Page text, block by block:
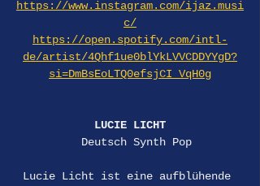
https://www.instagram.com/ijaz.musi
c/
https://open.spotify.com/intl-
de/artist/4Qhf1ue0blYkLVVCDDYYgD?
si=DmBsEoLTQ0efsjCI_VqH0g
LUCIE LICHT
  Deutsch Synth Pop
Lucie Licht ist eine aufblühende